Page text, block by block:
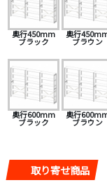
奥行450mm
ブラック
奥行
ブラウン
奥行600mm
ブラック
奥行
ブラウン
取り寄せ商品